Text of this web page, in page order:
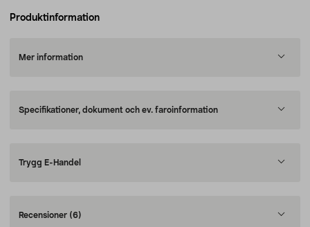
Produktinformation
Mer information
Specifikationer, dokument och ev. faroinformation
Trygg E-Handel
Recensioner (6)